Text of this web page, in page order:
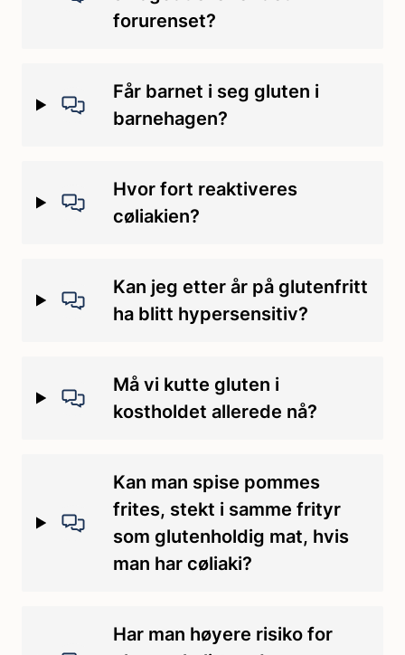
forurenset?
Får barnet i seg gluten i
barnehagen?
Hvor fort reaktiveres
cøliakien?
Kan jeg etter år på glutenfritt
ha blitt hypersensitiv?
Må vi kutte gluten i
kostholdet allerede nå?
Kan man spise pommes
frites, stekt i samme frityr
som glutenholdig mat, hvis
man har cøliaki?
Har man høyere risiko for